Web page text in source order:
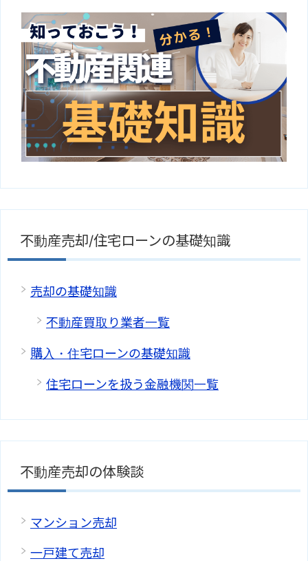
不動産売却/住宅ローンの基礎知識
売却の基礎知識
不動産買取り業者一覧
購入・住宅ローンの基礎知識
住宅ローンを扱う金融機関一覧
不動産売却の体験談
マンション売却
一戸建て売却